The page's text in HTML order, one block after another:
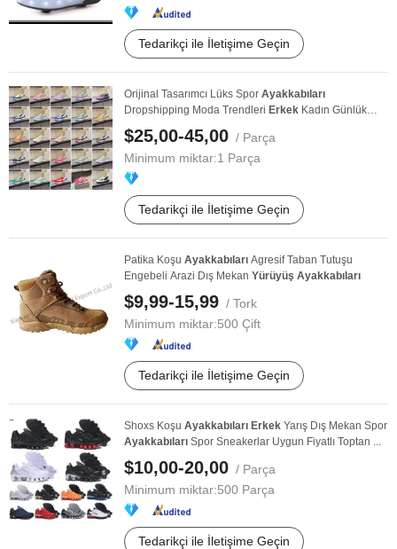
Tedarikçi ile İletişime Geçin
Orijinal Tasarımcı Lüks Spor Ayakkabıları
Dropshipping Moda Trendleri Erkek Kadın Günlük
Spor ...
$25,00-45,00 / Parça
Minimum miktar:1 Parça
Tedarikçi ile İletişime Geçin
Patika Koşu Ayakkabıları Agresif Taban Tutuşu
Engebeli Arazi Dış Mekan Yürüyüş Ayakkabıları
$9,99-15,99 / Tork
Minimum miktar:500 Çift
Tedarikçi ile İletişime Geçin
Shoxs Koşu Ayakkabıları Erkek Yarış Dış Mekan Spor
Ayakkabıları Spor Sneakerlar Uygun Fiyatlı Toptan ...
$10,00-20,00 / Parça
Minimum miktar:500 Parça
Tedarikçi ile İletişime Geçin